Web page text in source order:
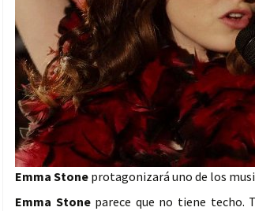
Emma Stone protagonizará uno de los
Emma Stoneparece que no tiene techo.